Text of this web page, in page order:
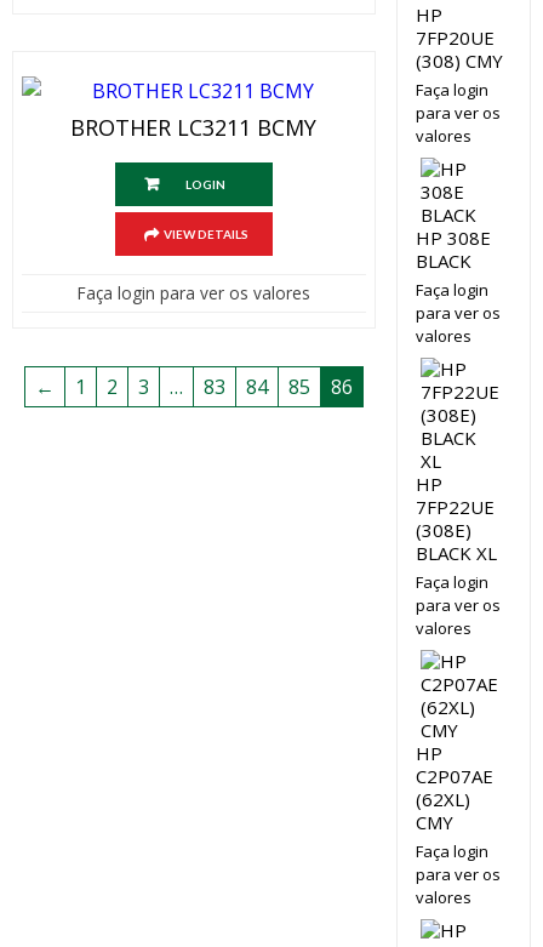
BROTHER LC3211 BCMY
LOGIN
VIEW DETAILS
Faça login para ver os valores
← 1 2 3 … 83 84 85 86
HP
7FP20UE
(308) CMY
Faça login
para ver os
valores
HP 308E
BLACK
Faça login
para ver os
valores
HP
7FP22UE
(308E)
BLACK XL
Faça login
para ver os
valores
HP
C2P07AE
(62XL)
CMY
Faça login
para ver os
valores